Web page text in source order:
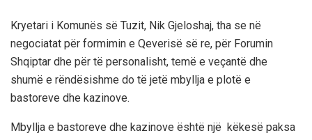
Kryetari i Komunës së Tuzit, Nik Gjeloshaj, tha se në
negociatat për formimin e Qeverisë së re, për Forumin
Shqiptar dhe për të personalisht, temë e veçantë dhe
shumë e rëndësishme do të jetë mbyllja e plotë e
bastoreve dhe kazinove.
Mbyllja e bastoreve dhe kazinove është një këkesë paksa